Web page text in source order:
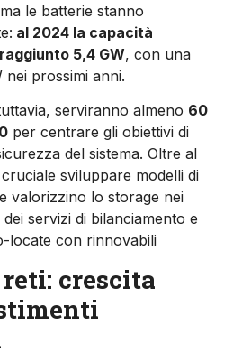
le batterie stanno
al 2024 la capacità
5,4 GW, con una
nei prossimi anni.
serviranno almeno 60
per centrare gli obiettivi di
del sistema. Oltre al
sviluppare modelli di
valorizzino lo storage nei
servizi di bilanciamento e
locate con rinnovabili
crescita